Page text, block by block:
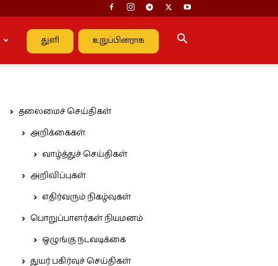
துளி உறுப்பினராக
தலைமைச் செய்திகள்
அறிக்கைகள்
வாழ்த்துச் செய்திகள்
அறிவிப்புகள்
எதிர்வரும் நிகழ்வுகள்
பொறுப்பாளர்கள் நியமனம்
ஒழுங்கு நடவடிக்கை
துயர் பகிர்வுச் செய்திகள்